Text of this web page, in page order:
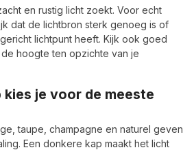
en rustig licht zoekt. Voor echt
dat de lichtbron sterk genoeg is of
lichtpunt heeft. Kijk ook goed
hoogte ten opzichte van je
kies je voor de meeste
taupe, champagne en naturel geven
Een donkere kap maakt het licht